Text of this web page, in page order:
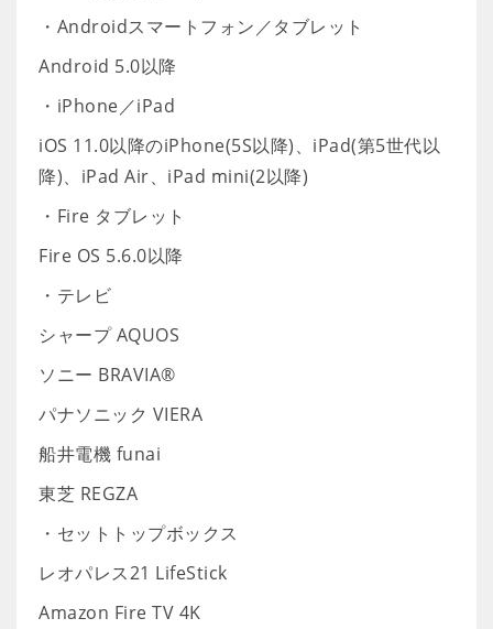
・Androidスマートフォン／タブレット
Android 5.0以降
・iPhone／iPad
iOS 11.0以降のiPhone(5S以降)、iPad(第5世代以
降)、iPad Air、iPad mini(2以降)
・Fire タブレット
Fire OS 5.6.0以降
・テレビ
シャープ AQUOS
ソニー BRAVIA®
パナソニック VIERA
船井電機 funai
東芝 REGZA
・セットトップボックス
レオパレス21 LifeStick
Amazon Fire TV 4K